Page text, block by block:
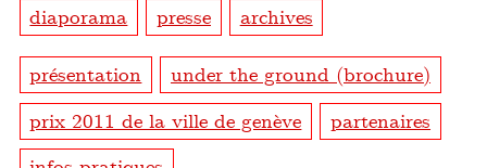
diaporama presse archives
présentation
under the ground (brochure)
prix 2011 de la ville de genève
partenaires